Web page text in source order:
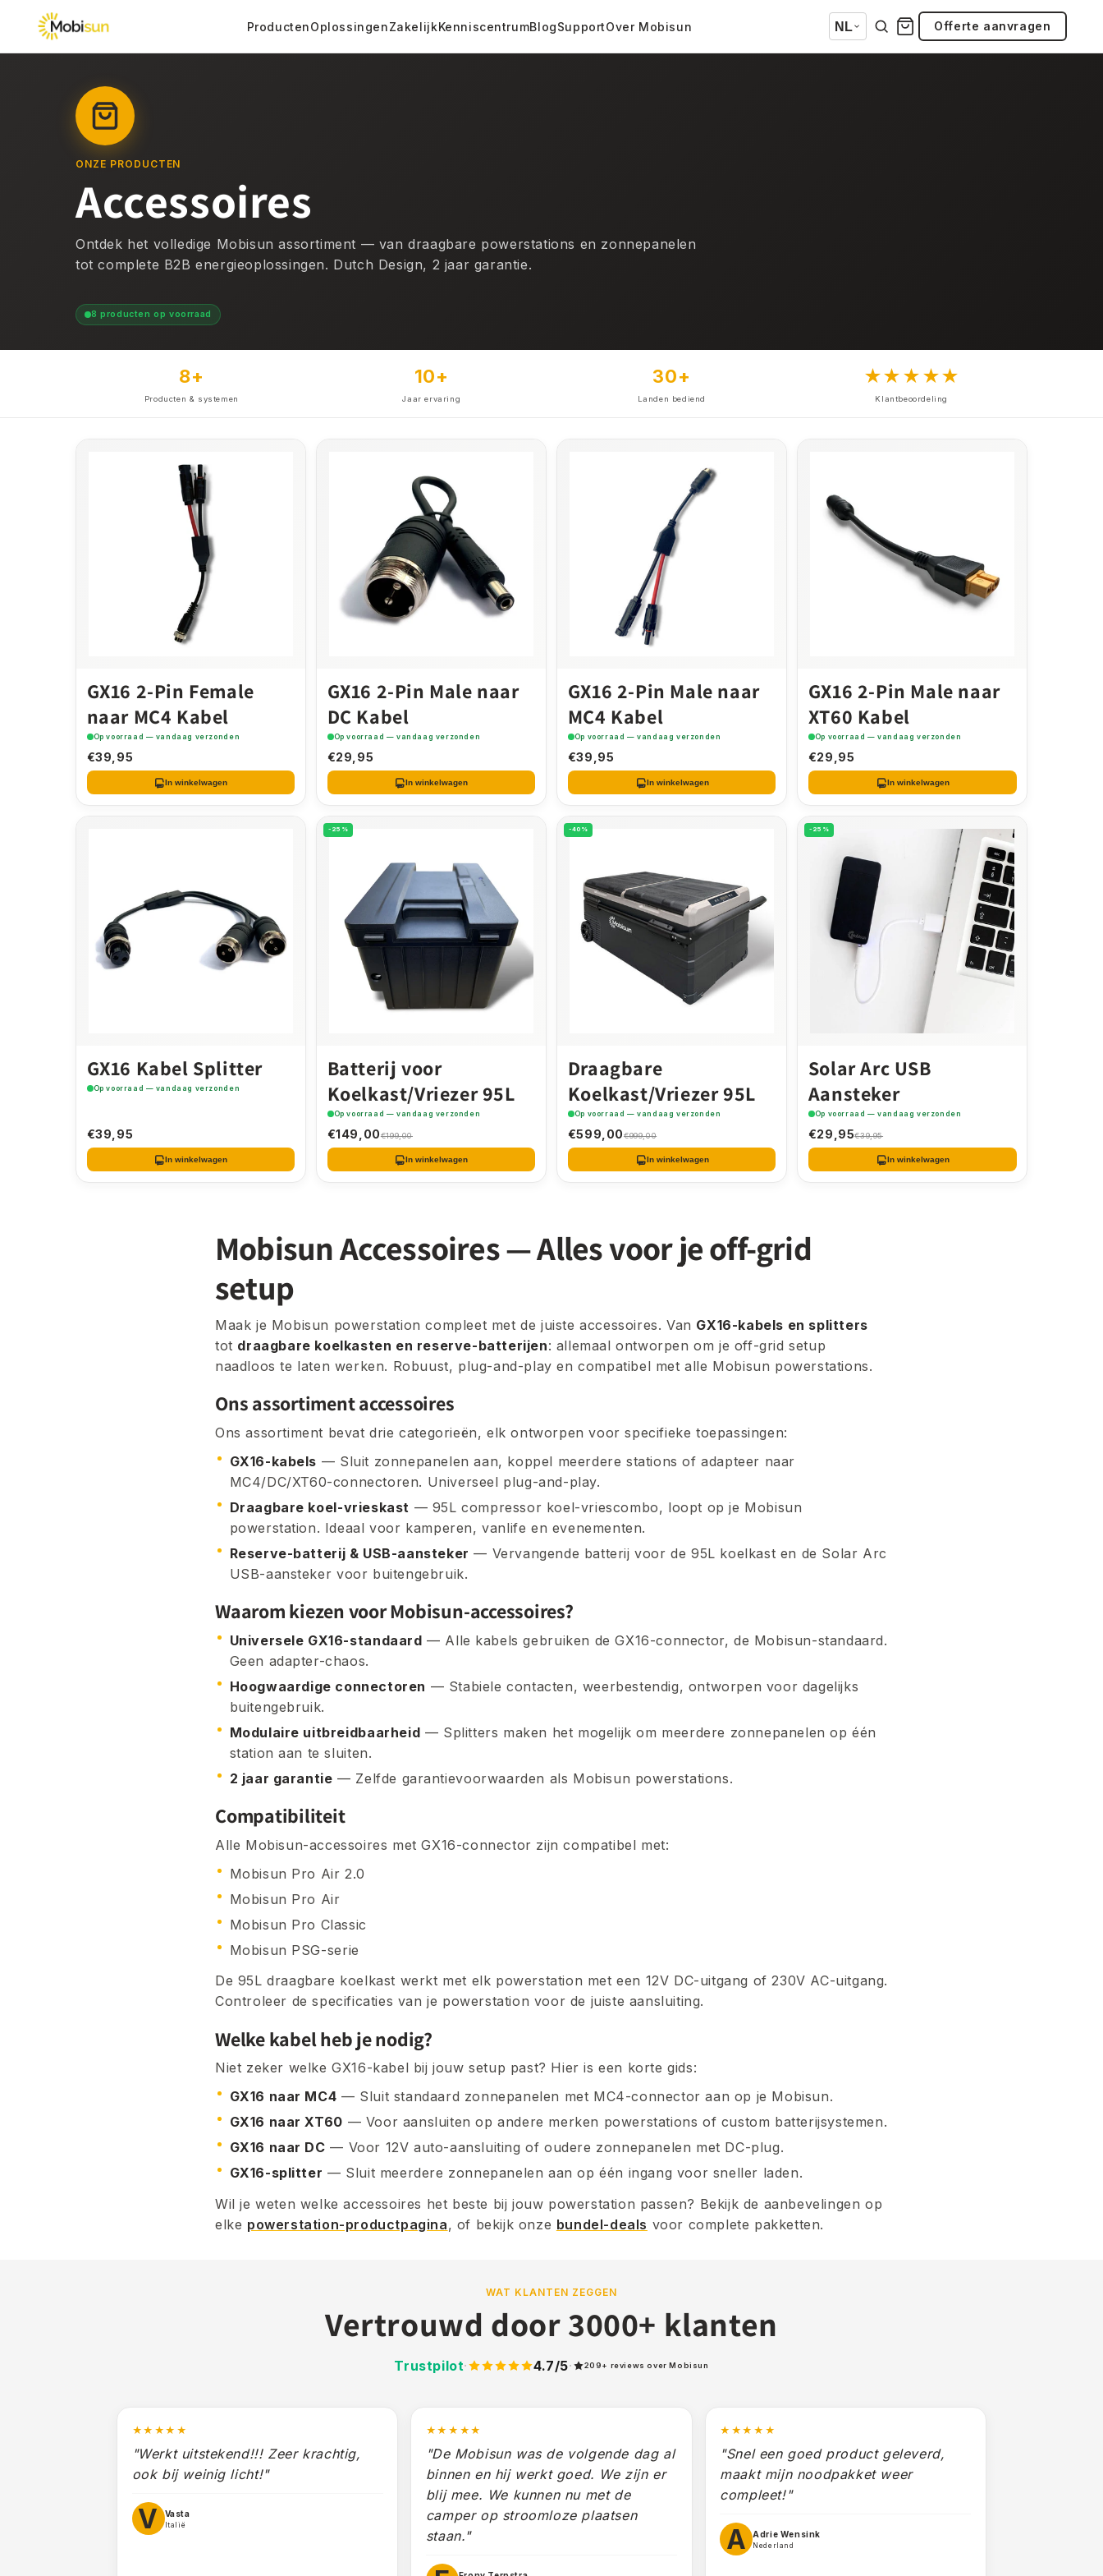
naar de
content
ProductenOplossingenZakelijkKenniscentrumBlogSupportOver Mobisun NL Offerte aanvragen
ONZE PRODUCTEN
Accessoires
Ontdek het volledige Mobisun assortiment — van draagbare powerstations en zonnepanelen
tot complete B2B energieoplossingen. Dutch Design, 2 jaar garantie.
8 producten op voorraad
8+
Producten & systemen
10+
Jaar ervaring
30+
Landen bediend
★★★★★
Klantbeoordeling
GX16 2-Pin Female
naar MC4 Kabel
Op voorraad — vandaag verzonden
€39,95
In winkelwagen
GX16 2-Pin Male naar
DC Kabel
Op voorraad — vandaag verzonden
€29,95
In winkelwagen
GX16 2-Pin Male naar
MC4 Kabel
Op voorraad — vandaag verzonden
€39,95
In winkelwagen
GX16 2-Pin Male naar
XT60 Kabel
Op voorraad — vandaag verzonden
€29,95
In winkelwagen
GX16 Kabel Splitter
Op voorraad — vandaag verzonden
€39,95
In winkelwagen
-25%
Batterij voor
Koelkast/Vriezer 95L
Op voorraad — vandaag verzonden
€149,00€199,00
In winkelwagen
-40%
Draagbare
Koelkast/Vriezer 95L
Op voorraad — vandaag verzonden
€599,00€999,00
In winkelwagen
-25%
Solar Arc USB
Aansteker
Op voorraad — vandaag verzonden
€29,95€39,95
In winkelwagen
Mobisun Accessoires — Alles voor je off-grid
setup
Maak je Mobisun powerstation compleet met de juiste accessoires. Van GX16-kabels en splitters
tot draagbare koelkasten en reserve-batterijen: allemaal ontworpen om je off-grid setup
naadloos te laten werken. Robuust, plug-and-play en compatibel met alle Mobisun powerstations.
Ons assortiment accessoires
Ons assortiment bevat drie categorieën, elk ontworpen voor specifieke toepassingen:
GX16-kabels — Sluit zonnepanelen aan, koppel meerdere stations of adapteer naar
MC4/DC/XT60-connectoren. Universeel plug-and-play.
Draagbare koel-vrieskast — 95L compressor koel-vriescombo, loopt op je Mobisun
powerstation. Ideaal voor kamperen, vanlife en evenementen.
Reserve-batterij & USB-aansteker — Vervangende batterij voor de 95L koelkast en de Solar Arc
USB-aansteker voor buitengebruik.
Waarom kiezen voor Mobisun-accessoires?
Universele GX16-standaard — Alle kabels gebruiken de GX16-connector, de Mobisun-standaard.
Geen adapter-chaos.
Hoogwaardige connectoren — Stabiele contacten, weerbestendig, ontworpen voor dagelijks
buitengebruik.
Modulaire uitbreidbaarheid — Splitters maken het mogelijk om meerdere zonnepanelen op één
station aan te sluiten.
2 jaar garantie — Zelfde garantievoorwaarden als Mobisun powerstations.
Compatibiliteit
Alle Mobisun-accessoires met GX16-connector zijn compatibel met:
Mobisun Pro Air 2.0
Mobisun Pro Air
Mobisun Pro Classic
Mobisun PSG-serie
De 95L draagbare koelkast werkt met elk powerstation met een 12V DC-uitgang of 230V AC-uitgang.
Controleer de specificaties van je powerstation voor de juiste aansluiting.
Welke kabel heb je nodig?
Niet zeker welke GX16-kabel bij jouw setup past? Hier is een korte gids:
GX16 naar MC4 — Sluit standaard zonnepanelen met MC4-connector aan op je Mobisun.
GX16 naar XT60 — Voor aansluiten op andere merken powerstations of custom batterijsystemen.
GX16 naar DC — Voor 12V auto-aansluiting of oudere zonnepanelen met DC-plug.
GX16-splitter — Sluit meerdere zonnepanelen aan op één ingang voor sneller laden.
Wil je weten welke accessoires het beste bij jouw powerstation passen? Bekijk de aanbevelingen op
elke powerstation-productpagina, of bekijk onze bundel-deals voor complete pakketten.
WAT KLANTEN ZEGGEN
Vertrouwd door 3000+ klanten
Trustpilot· 4.7/5· 209+ reviews over Mobisun
★★★★★
"Werkt uitstekend!!! Zeer krachtig,
ook bij weinig licht!"
V Vasta
Italië
★★★★★
"De Mobisun was de volgende dag al
binnen en hij werkt goed. We zijn er
blij mee. We kunnen nu met de
camper op stroomloze plaatsen
staan."
★★★★★
"Snel een goed product geleverd,
maakt mijn noodpakket weer
compleet!"
A Adrie Wensink
Nederland